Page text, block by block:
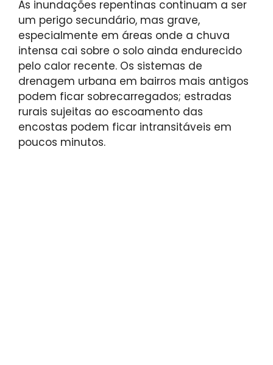
As inundações repentinas continuam a ser
um perigo secundário, mas grave,
especialmente em áreas onde a chuva
intensa cai sobre o solo ainda endurecido
pelo calor recente. Os sistemas de
drenagem urbana em bairros mais antigos
podem ficar sobrecarregados; estradas
rurais sujeitas ao escoamento das
encostas podem ficar intransitáveis ​​em
poucos minutos.